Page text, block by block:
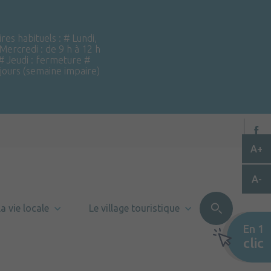
habituels : # Lundi,
: de 9 h à 12 h
Jeudi : fermeture #
(semaine impaire)
vie locale Le village touristique
A+
A-
En 1
clic